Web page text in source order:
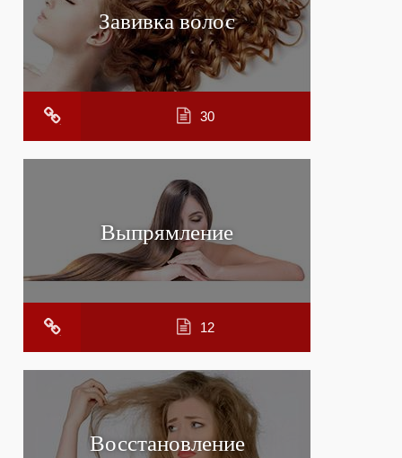
Завивка волос
30
Выпрямление
12
Восстановление